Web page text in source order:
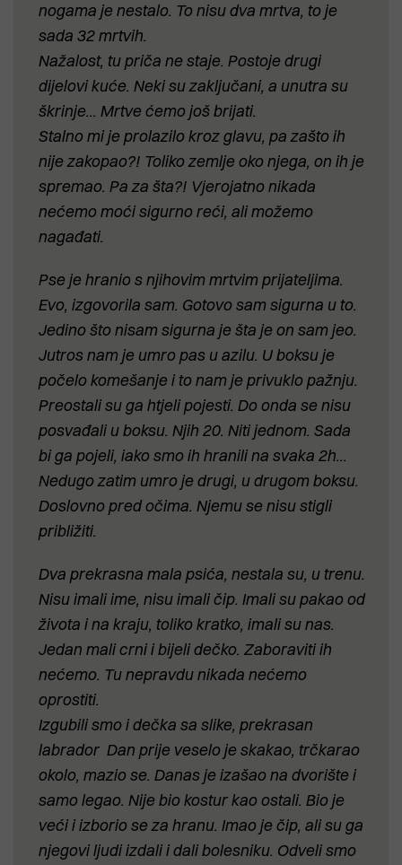
nogama je nestalo. To nisu dva mrtva, to je
sada 32 mrtvih.
Nažalost, tu priča ne staje. Postoje drugi
dijelovi kuće. Neki su zaključani, a unutra su
škrinje... Mrtve ćemo još brijati.
Stalno mi je prolazilo kroz glavu, pa zašto ih
nije zakopao?! Toliko zemlje oko njega, on ih je
spremao. Pa za šta?! Vjerojatno nikada
nećemo moći sigurno reći, ali možemo
nagađati.
Pse je hranio s njihovim mrtvim prijateljima.
Evo, izgovorila sam. Gotovo sam sigurna u to.
Jedino što nisam sigurna je šta je on sam jeo.
Jutros nam je umro pas u azilu. U boksu je
počelo komešanje i to nam je privuklo pažnju.
Preostali su ga htjeli pojesti. Do onda se nisu
posvađali u boksu. Njih 20. Niti jednom. Sada
bi ga pojeli, iako smo ih hranili na svaka 2h...
Nedugo zatim umro je drugi, u drugom boksu.
Doslovno pred očima. Njemu se nisu stigli
približiti.
Dva prekrasna mala psića, nestala su, u trenu.
Nisu imali ime, nisu imali čip. Imali su pakao od
života i na kraju, toliko kratko, imali su nas.
Jedan mali crni i bijeli dečko. Zaboraviti ih
nećemo. Tu nepravdu nikada nećemo
oprostiti.
Izgubili smo i dečka sa slike, prekrasan
labrador Dan prije veselo je skakao, trčkarao
okolo, mazio se. Danas je izašao na dvorište i
samo legao. Nije bio kostur kao ostali. Bio je
veći i izborio se za hranu. Imao je čip, ali su ga
njegovi ljudi izdali i dali bolesniku. Odveli smo